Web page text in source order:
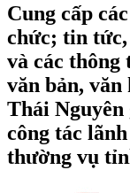
Cung cấp
chức; tin
và các
văn bản,
Thái Nguyên
công tác
thường vụ